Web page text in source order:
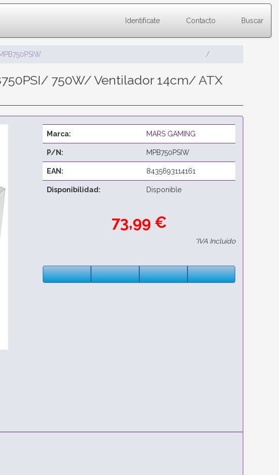
Identifícate Contacto Buscar
750W/ Ventilador 14cm/ ATX
Marca: MARS GAMING
P/N: MPB750PSIW
EAN: 8435693114161
Disponibilidad: Disponible
73,99 €
*IVA Incluido